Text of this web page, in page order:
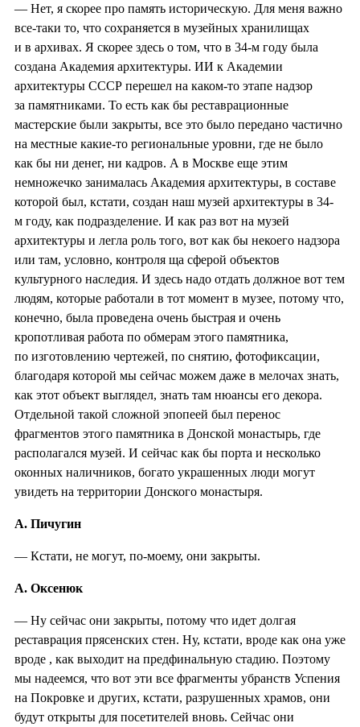
— Нет, я скорее про память историческую. Для меня важно
все-таки то, что сохраняется в музейных хранилищах
и в архивах. Я скорее здесь о том, что в 34-м году была
создана Академия архитектуры. ИИ к Академии
архитектуры СССР перешел на каком-то этапе надзор
за памятниками. То есть как бы реставрационные
мастерские были закрыты, все это было передано частично
на местные какие-то региональные уровни, где не было
как бы ни денег, ни кадров. А в Москве еще этим
немножечко занималась Академия архитектуры, в составе
которой был, кстати, создан наш музей архитектуры в 34-
м году, как подразделение. И как раз вот на музей
архитектуры и легла роль того, вот как бы некоего надзора
или там, условно, контроля ща сферой объектов
культурного наследия. И здесь надо отдать должное вот тем
людям, которые работали в тот момент в музее, потому что,
конечно, была проведена очень быстрая и очень
кропотливая работа по обмерам этого памятника,
по изготовлению чертежей, по снятию, фотофиксации,
благодаря которой мы сейчас можем даже в мелочах знать,
как этот объект выглядел, знать там нюансы его декора.
Отдельной такой сложной эпопеей был перенос
фрагментов этого памятника в Донской монастырь, где
располагался музей. И сейчас как бы порта и несколько
оконных наличников, богато украшенных люди могут
увидеть на территории Донского монастыря.
А. Пичугин
— Кстати, не могут, по-моему, они закрыты.
А. Оксенюк
— Ну сейчас они закрыты, потому что идет долгая
реставрация прясенских стен. Ну, кстати, вроде как она уже
вроде , как выходит на предфинальную стадию. Поэтому
мы надеемся, что вот эти все фрагменты убранств Успения
на Покровке и других, кстати, разрушенных храмов, они
будут открыты для посетителей вновь. Сейчас они